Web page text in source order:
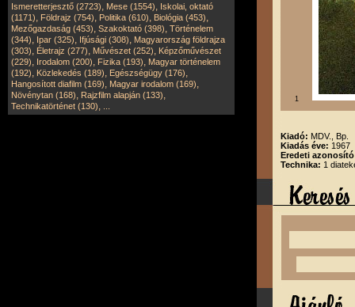
Ismeretterjesztő (2723), Mese (1554), Iskolai, oktató
(1171), Földrajz (754), Politika (610), Biológia (453),
Mezőgazdaság (453), Szakoktató (398), Történelem
(344), Ipar (325), Ifjúsági (308), Magyarország földrajza
(303), Életrajz (277), Művészet (252), Képzőművészet
(229), Irodalom (200), Fizika (193), Magyar történelem
(192), Közlekedés (189), Egészségügy (176),
Hangosított diafilm (169), Magyar irodalom (169),
Növénytan (168), Rajzfilm alapján (133),
Technikatörténet (130),
1
Kiadó: MDV., Bp.
Kiadás éve: 1967
Eredeti
Technika: 1